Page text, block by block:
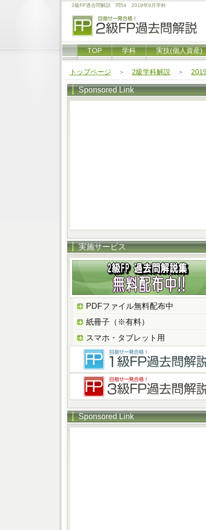
2級FP過去問解説 問54 2019年9月学科
TOP 学科 実技(個人資産)
トップページ ＞ 2級学科解説 ＞
Sponsored Link
実施サービス
PDFファイル無料配布中
紙冊子（※有料）
スマホ・タブレット用
Sponsored Link